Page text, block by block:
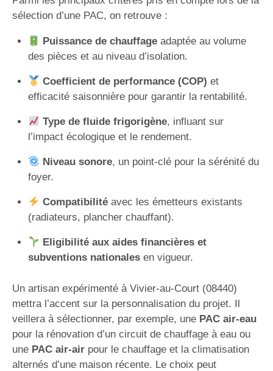
sélection d’une PAC, on retrouve :
Puissance de chauffageadaptée au volume
des pièces et au niveau d’isolation.
Coefficient de performance (COP) et
efficacité saisonnière pour garantir la rentabilité.
Type de fluide frigorigène, influant sur
l’impact écologique et le rendement.
Niveau sonore, un point-clé pour la sérénité du
foyer.
Compatibilitéavec les émetteurs existants
(radiateurs, plancher chauffant).
Eligibilité aux aides financières et
subventions nationalesen vigueur.
Un artisan expérimenté à Vivier-au-Court (08440)
mettra l’accent sur la personnalisation du projet. Il
veillera à sélectionner, par exemple, une PAC air-eau
pour la rénovation d’un circuit de chauffage à eau ou
une PAC air-air pour le chauffage et la climatisation
alternés d’une maison récente. Le choix peut